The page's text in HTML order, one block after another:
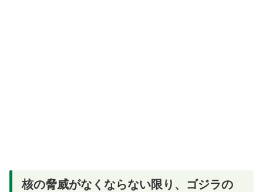
核の脅威がなくならない限り、ゴジラの